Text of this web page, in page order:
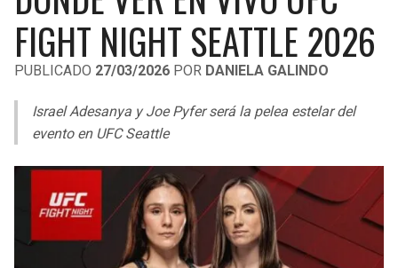
LIGA DE EXPANSIÓN MX
LEAGUES CUP
UEFA EUROPA LEAGUE
UEFA CONFERENCE LEAGUE
COPA LIBERTADORES
COPA SUDAMERICANA
LIGA BETPLAY
RAIDERS
RAVENS
CAVALIERS
PACERS
FIGHT NIGHT SEATTLE 2026
PUBLICADO 27/03/2026 POR DANIELA GALINDO
Israel Adesanya y Joe Pyfer será la pelea estelar del
evento en UFC Seattle